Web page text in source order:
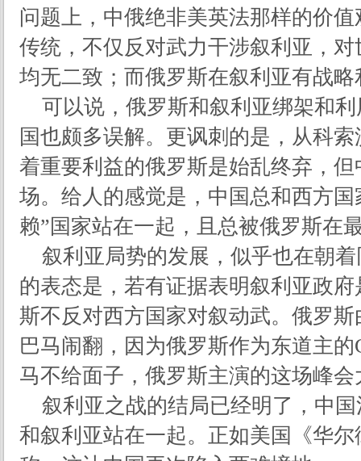
问题上，中俄绝非美英法那样的价
传统，不仅反对武力干涉叙利亚，
均无二致；而俄罗斯在叙利亚有战略
可以说，俄罗斯和叙利亚绑架和
国也颇多误解。更讽刺的是，从科
着重要利益的俄罗斯是始乱终弃，
场。给人的感觉是，中国总和西方
赖”国家站在一起，且总被俄罗斯在
叙利亚局势的发展，似乎也在朝
的表态是，若有证据表明叙利亚政
斯不反对西方国家对叙动武。俄罗
巴马闹翻，因为俄罗斯作为东道主
马不给面子，俄罗斯主演的这场峰
叙利亚之战的结局已经明了，中
和叙利亚站在一起。正如美国《华